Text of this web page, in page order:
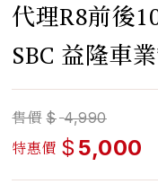
代理R8前後
SBC 益隆車
售價 $ 4,990
特惠價 $ 5,000